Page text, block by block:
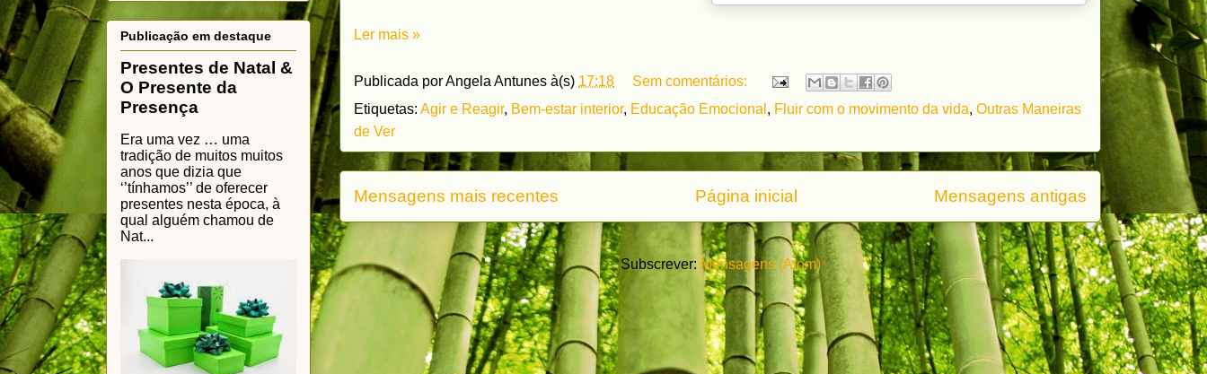
Ler mais »
Publicada porAngela Antunes à(s) 17:18
Sem comentários:
Etiquetas: Agir e Reagir, Bem-estar interior, Educação Emocional , Fluir com o movimento da vida, Outras Maneiras
de Ver
Mensagens mais recentes Mensagens antigas
Página inicial
Subscrever: Mensagens (Atom)
Publicação em destaque
Presentes de Natal &
O Presente da
Presença
Era uma vez … uma
tradição de muitos muitos
anos que dizia que
‘’tínhamos’’ de oferecer
presentes nesta época, à
qual alguém chamou de
Nat...